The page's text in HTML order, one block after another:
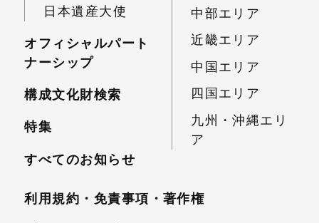
日本遺産大使
オフィシャルパート
ナーシップ
構成文化財検索
特集
すべてのお知らせ
中部エリア
近畿エリア
中国エリア
四国エリア
九州・沖縄エリ
ア
利用規約・免責事項・著作権